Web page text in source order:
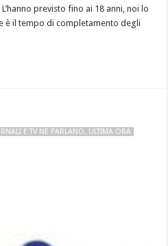
previsto fino ai 18 anni, noi lo
è il tempo di completamento degli
E TV NE PARLANO, ULTIMA ORA